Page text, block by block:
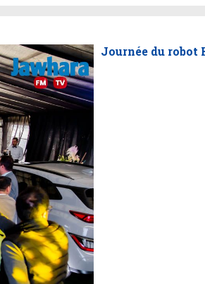
Journée du robot